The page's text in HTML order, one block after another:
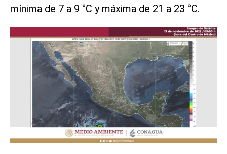
mínima de 7 a 9 °C y máxima de 21 a 23 °C.